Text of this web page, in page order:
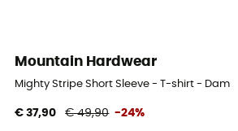
Mountain Hardwear
Mighty Stripe Short Sleeve - T-shirt - Dames
€ 37,90 € 49,90 -24%